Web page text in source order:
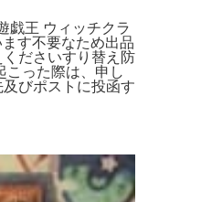
戯王 ウィッチクラ
す不要なため出品
ださいすり替え防
こった際は、申し
びポストに投函す